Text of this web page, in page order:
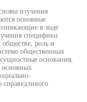
изучения
основные
в ходе
специфики
роль и
общественных
основания,
основных